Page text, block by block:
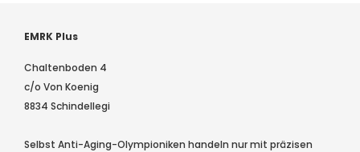
EMRK Plus
Chaltenboden 4
c/o Von Koenig
8834 Schindellegi
Selbst Anti-Aging-Olympioniken handeln nur mit präzisen